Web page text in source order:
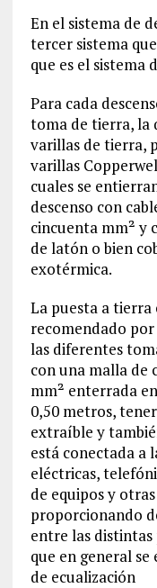
En el sistema de
tercer sistema
que es el sistema
Para cada
toma de tierra, la
varillas de tierra,
varillas
cuales se
descenso con
cincuenta mm² y
de latón o bien
exotérmica.
La puesta a tierra
recomendado
las diferentes
con una malla de
mm² enterrada
0,50 metros,
extraíble y
está conectada a
eléctricas,
de equipos y
proporcionando
entre las
que en general
de ecualización